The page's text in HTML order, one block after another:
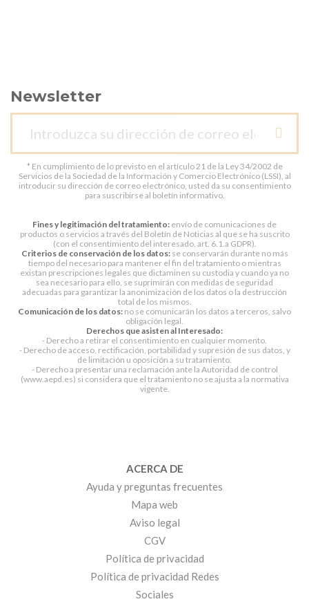
Newsletter
* En cumplimiento de lo previsto en el artículo 21 de la Ley 34/2002 de
Servicios de la Sociedad de la Información y Comercio Electrónico (LSSI), al
introducir su dirección de correo electrónico, usted da su consentimiento
para suscribirse al boletín informativo.
Fines y legitimación del tratamiento: envío de comunicaciones de
productos o servicios a través del Boletín de Noticias al que se ha suscrito
(con el consentimiento del interesado, art. 6.1.a GDPR).
Criterios de conservación de los datos:se conservarán durante no más
tiempo del necesario para mantener el fin del tratamiento o mientras
existan prescripciones legales que dictaminen su custodia y cuando ya no
sea necesario para ello, se suprimirán con medidas de seguridad
adecuadas para garantizar la anonimización de los datos o la destrucción
total de los mismos.
Comunicación de los datos: no se comunicarán los datos a terceros, salvo
obligación legal.
Derechos que asisten al Interesado:
- Derecho a retirar el consentimiento en cualquier momento.
- Derecho de acceso, rectificación, portabilidad y supresión de sus datos, y
de limitación u oposición a su tratamiento.
- Derecho a presentar una reclamación ante la Autoridad de control
(www.aepd.es) si considera que el tratamiento no se ajusta a la normativa
vigente.
ACERCA DE
Ayuda y preguntas frecuentes
Mapa web
Aviso legal
CGV
Política de privacidad
Política de privacidad Redes
Sociales